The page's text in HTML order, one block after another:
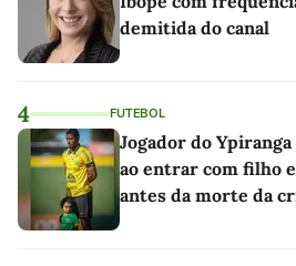
demitida do canal
4 FUTEBOL
Jogador do
ao entrar com filho
antes da morte da